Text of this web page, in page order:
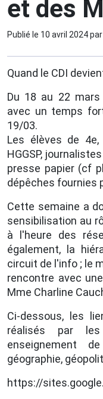
et des
Publié le 10 avril 2024par
Quand le CDI
Du 18 au 22 mars
avec un temps
19/03.
Les élèves de
HGGSP,
presse papier (cf
dépêches fournies
Cette semaine a
sensibilisation au
à l'heure des
également, la
circuit de l'info ; le
rencontre avec
Mme Charline
Ci-dessous, les
réalisés par
enseignement
géographie,
https://